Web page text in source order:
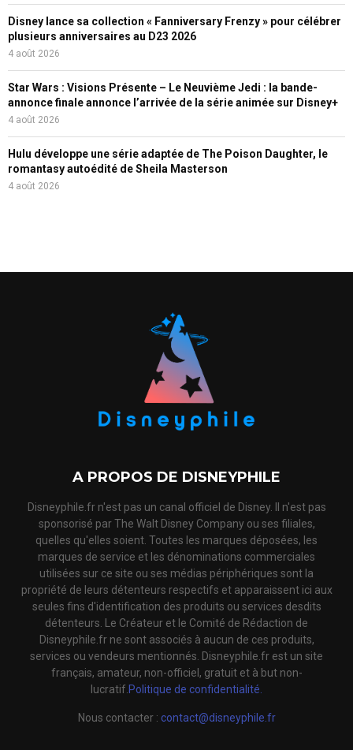
Disney lance sa collection « Fanniversary Frenzy » pour célébrer
plusieurs anniversaires au D23 2026
4 août 2026
Star Wars : Visions Présente – Le Neuvième Jedi : la bande-
annonce finale annonce l’arrivée de la série animée sur Disney+
4 août 2026
Hulu développe une série adaptée de The Poison Daughter, le
romantasy autoédité de Sheila Masterson
4 août 2026
A PROPOS DE DISNEYPHILE
Disneyphile.fr n'est pas un canal officiel de Disney. Il n'est pas
sponsorisé par The Walt Disney Company ou ses filiales,
quelles qu'elles soient. Toutes les marques déposées, les
marques de service et les dénominations commerciales
utilisées sur ce site ou ses médias périphériques sont la
propriété de leurs détenteurs respectifs et apparaissent ici aux
seules fins d'identification des produits ou services desdits
détenteurs. Le Créateur et le Comité de Rédaction de
Disneyphile.fr ne sont associés à aucun de ces produits,
services ou vendeurs mentionnés. Disneyphile.fr est un site
français, amateur, non-officiel, gratuit et à but non-
lucratif. Politique de confidentialité.
Nous contacter : contact@disneyphile.fr